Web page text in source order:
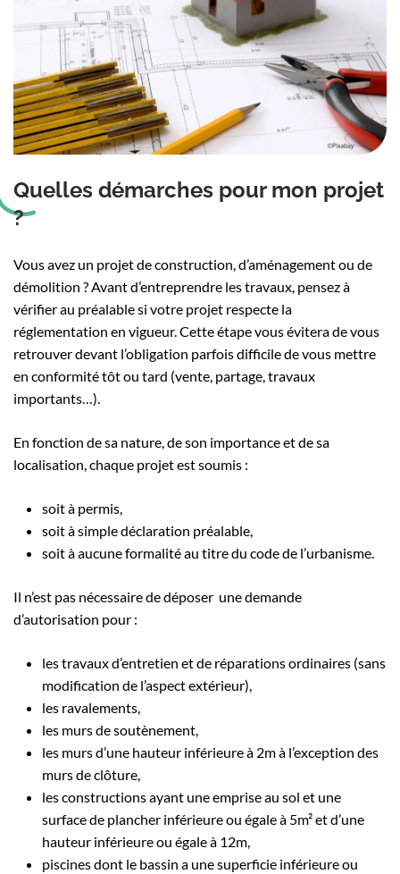
Quelles démarches pour mon projet
?
Vous avez un projet de construction, d’aménagement ou de
démolition ? Avant d’entreprendre les travaux, pensez à
vérifier au préalable si votre projet respecte la
réglementation en vigueur. Cette étape vous évitera de vous
retrouver devant l’obligation parfois difficile de vous mettre
en conformité tôt ou tard (vente, partage, travaux
importants…).
En fonction de sa nature, de son importance et de sa
localisation, chaque projet est soumis :
soit à permis,
soit à simple déclaration préalable,
soit à aucune formalité au titre du code de l’urbanisme.
Il n’est pas nécessaire de déposer une demande
d’autorisation pour :
les travaux d’entretien et de réparations ordinaires (sans
modification de l’aspect extérieur),
les ravalements,
les murs de soutènement,
les murs d’une hauteur inférieure à 2m à l’exception des
murs de clôture,
les constructions ayant une emprise au sol et une
surface de plancher inférieure ou égale à 5m² et d’une
hauteur inférieure ou égale à 12m,
piscines dont le bassin a une superficie inférieure ou